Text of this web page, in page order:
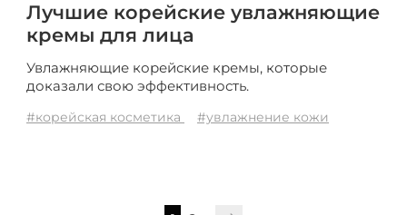
Лучшие корейские увлажняющие
кремы для лица
Увлажняющие корейские кремы, которые
доказали свою эффективность.
#корейская косметика #увлажнение кожи